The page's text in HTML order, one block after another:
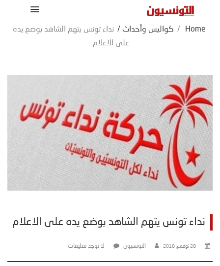
Home
/ كواليس وأحداث / نداء تونس يتهم الشاهد بوضع يده
على الاعلام
نداء تونس يتهم الشاهد بوضع يده على الاعلام
28 نوفمبر، 2018 التونسيون لا توجد تعليقات